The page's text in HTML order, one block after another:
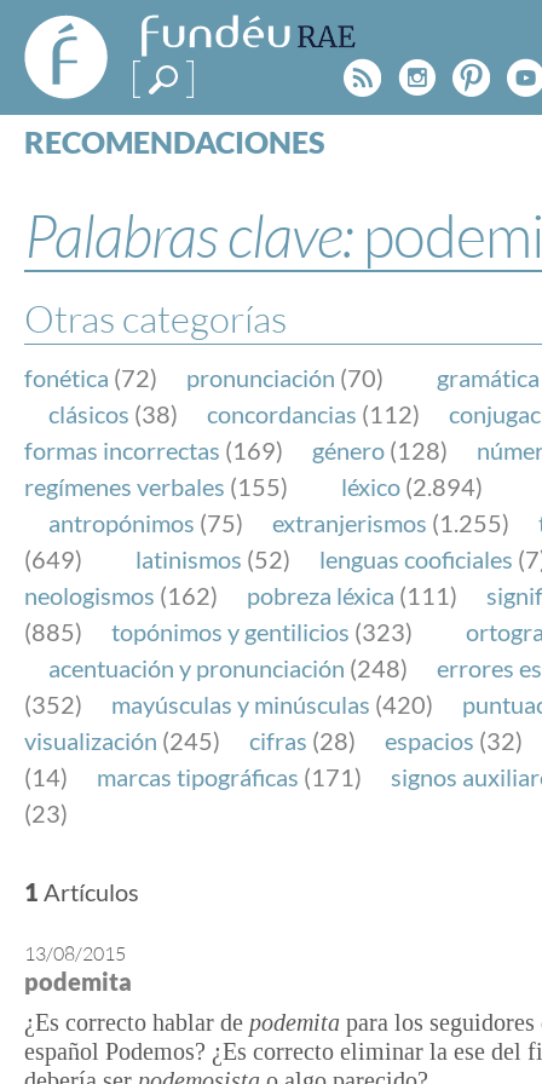
FundéuRAE
- Fundación
del Español
Urgente
Rss
RECOMENDACIONES
ESPECIALES
BLOG
NOTICIAS
SOBRE LA FUNDÉURAE
FundéuRAE es una fundación patrocinada por la
y la Real Academia Española, cuyo objetivo es
el buen uso del español en los medios de
Internet.
Palabras clave:
Otras categorías
fonética (72) pronunciación (70) gramática
clásicos (38) concordancias (112)
formas incorrectas (169) género (128)
regímenes verbales (155) léxico (2.894)
antropónimos (75) extranjerismos (1.255)
(649)
latinismos (52) lenguas cooficiales
neologismos (162) pobreza léxica (111)
(885)
topónimos y gentilicios (323)
acentuación y pronunciación (248)
errores
(352)
mayúsculas y minúsculas (420)
visualización (245) cifras (28) espacios (32)
(14)
marcas tipográficas (171)
signos
(23)
1 Artículos
13/08/2015
podemita
¿Es correcto hablar de podemita para los
español Podemos? ¿Es correcto eliminar la ese del